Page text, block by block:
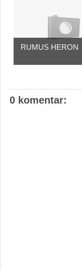
RUMUS HERON
0 komentar: